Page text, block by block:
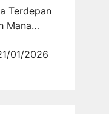
Terdepan
Mana
01/2026